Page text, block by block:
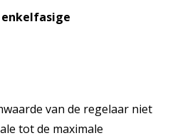
van de regelaar niet
tot de maximale